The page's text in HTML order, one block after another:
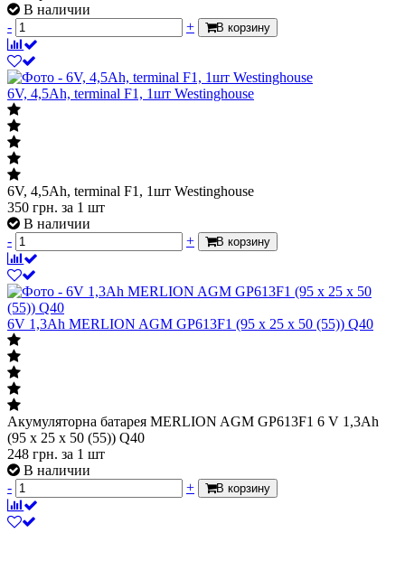
В наличии
-
+ В корзину
6V, 4,5Ah, terminal F1, 1шт Westinghouse
6V, 4,5Ah, terminal F1, 1шт Westinghouse
350 грн. за 1 шт
В наличии
-
+ В корзину
6V 1,3Ah MERLION AGM GP613F1 (95 x 25 x 50 (55)) Q40
Акумуляторна батарея MERLION AGM GP613F1 6 V 1,3Ah
(95 x 25 x 50 (55)) Q40
248 грн. за 1 шт
В наличии
-
+ В корзину